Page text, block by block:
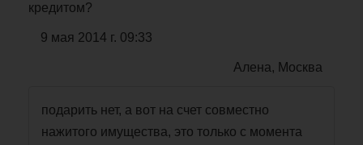
кредитом?
9 мая 2014 г. 09:33
Алена, Москва
подарить нет, а вот на счет совместно
нажитого имущества, это только с момента